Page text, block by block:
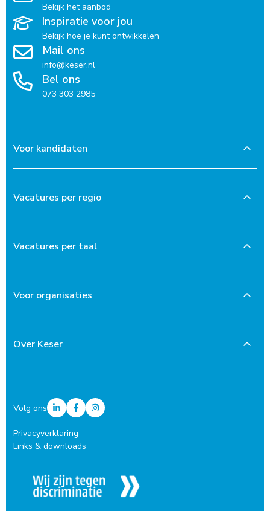
Bekijk het aanbod
Inspiratie voor jou
Bekijk hoe je kunt ontwikkelen
Mail ons
info@keser.nl
Bel ons
073 303 2985
Voor kandidaten
Vacatures per regio
Vacatures per taal
Voor organisaties
Over Keser
Privacyverklaring
Links & downloads
Volg ons